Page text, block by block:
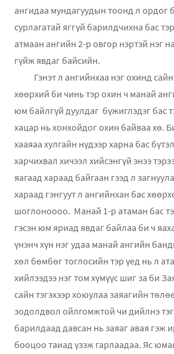
ангидаа мундагуудын тоонд л ордог
сурлагатай яггүй барилдчихна бас
атмаан ангийн 2-р овгор нэртэй нэг
гүйж явдаг байсийн.
Гэнэт л ангийнхаа нэг охинд
хөөрхий би чинь тэр охин ч манай
юм байлгүй дуулдаг бүжиглэдэг бас
хацар нь хонхойдог охин байваа хө.
хааяаа хулгайн нүдээр харна бас
харчихвал хичээл хийсэнгүй энээ
яагаад хараад байгаан гээд л
хараад гэнгуут л ангийнхан бас
шоглоноооо. Манай 1-р атаман бас
гэсэн юм яриад явдаг байлаа би ч
үнэнч хүн нэг удаа манай ангийн
хөл бөмбөг тоглосийн тэр үед нь л
хийлээдээ нэг том хүмүүс шиг за би
сайн тэгэхээр хоюулаа заяагийн
зодолдвол ойлгомжтой чи дийлнэ
барилдаад давсан нь заяаг авая гэж
бооцоо таиад үзэж гарлаадаа. Яс